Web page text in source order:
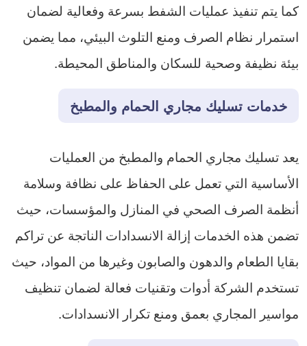
كما يتم تنفيذ عمليات الشفط بسرعة وفعالية لضمان
استمرار نظام الصرف ومنع التلوث البيئي، مما يضمن
بيئة نظيفة وصحية للسكان والمناطق المحيطة.
خدمات تسليك مجاري الحمام والمطبخ
يعد تسليك مجاري الحمام والمطبخ من العمليات
الأساسية التي تعمل على الحفاظ على نظافة وسلامة
أنظمة الصرف الصحي في المنازل والمؤسسات، حيث
تضمن هذه الخدمات إزالة الانسدادات الناتجة عن تراكم
بقايا الطعام والدهون والصابون وغيرها من المواد، حيث
تستخدم الشركة أدوات وتقنيات فعالة لضمان تنظيف
مواسير المجاري بعمق ومنع تكرار الانسدادات.